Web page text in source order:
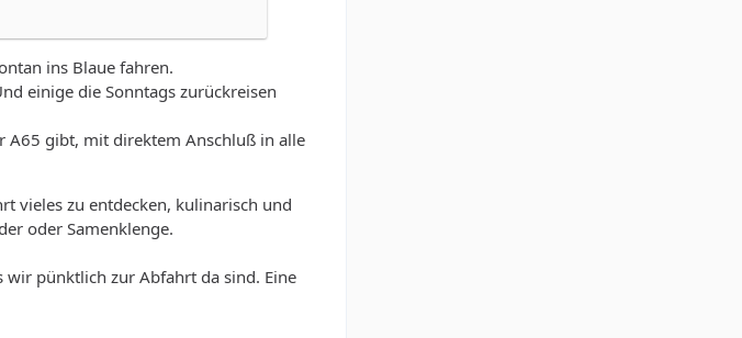
ins Blaue fahren.
einige die Sonntags zurückreisen
A65 gibt, mit direktem Anschluß in alle
vieles zu entdecken, kulinarisch und
oder Samenklenge.
wir pünktlich zur Abfahrt da sind. Eine